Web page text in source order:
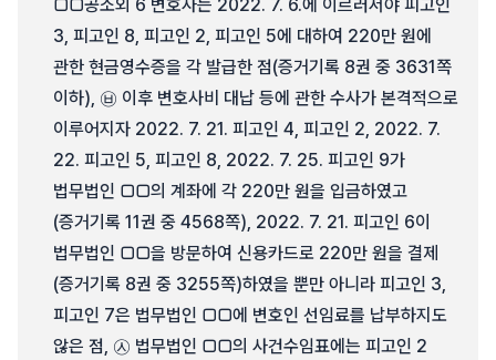
□□공소외 6 변호사는 2022. 7. 6.에 이르러서야 피고인
3, 피고인 8, 피고인 2, 피고인 5에 대하여 220만 원에
관한 현금영수증을 각 발급한 점(증거기록 8권 중 3631쪽
이하), ㉥ 이후 변호사비 대납 등에 관한 수사가 본격적으로
이루어지자 2022. 7. 21. 피고인 4, 피고인 2, 2022. 7.
22. 피고인 5, 피고인 8, 2022. 7. 25. 피고인 9가
법무법인 □□의 계좌에 각 220만 원을 입금하였고
(증거기록 11권 중 4568쪽), 2022. 7. 21. 피고인 6이
법무법인 □□을 방문하여 신용카드로 220만 원을 결제
(증거기록 8권 중 3255쪽)하였을 뿐만 아니라 피고인 3,
피고인 7은 법무법인 □□에 변호인 선임료를 납부하지도
않은 점, ㉦ 법무법인 □□의 사건수임표에는 피고인 2